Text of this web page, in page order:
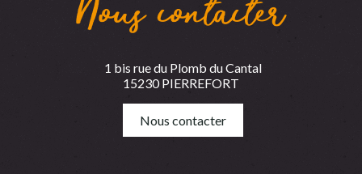
Nous contacter
1 bis rue du Plomb du Cantal
15230 PIERREFORT
Nous contacter